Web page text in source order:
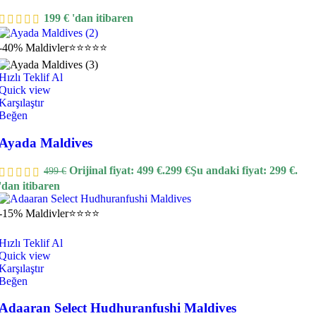
199 € 'dan itibaren
40% Maldivler⭐⭐⭐⭐⭐
Teklif Al
view
Maldives
499€ Orijinal fiyat: 499 €.299 €Şu andaki fiyat: 299 €.
itibaren
15% Maldivler⭐⭐⭐⭐
Teklif Al
view
Select Hudhuranfushi Maldives